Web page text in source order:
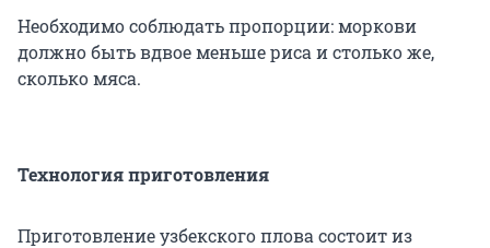
Необходимо соблюдать пропорции: моркови
должно быть вдвое меньше риса и столько же,
сколько мяса.
Технология приготовления
Приготовление узбекского плова состоит из